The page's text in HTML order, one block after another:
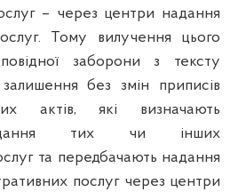
– через центри надання
. Тому вилучення цього
заборони з тексту
без змін приписів
актів, які визначають
тих чи інших
та передбачають надання
послуг через центри